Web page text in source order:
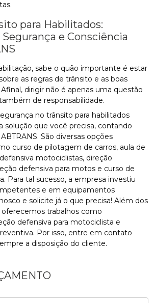
para Habilitados:
e Consciência
sabe o quão importante é estar
as regras de trânsito e as boas
dirigir não é apenas uma questão
de responsabilidade.
no trânsito para habilitados
solução que você precisa, contando
São diversas opções
curso de pilotagem de carros, aula de
motociclistas, direção
defensiva para motos e curso de
Para tal sucesso, a empresa investiu
e em equipamentos
e solicite já o que precisa! Além dos
trabalhos como
defensiva para motociclista e
Por isso, entre em contato
a disposição do cliente.